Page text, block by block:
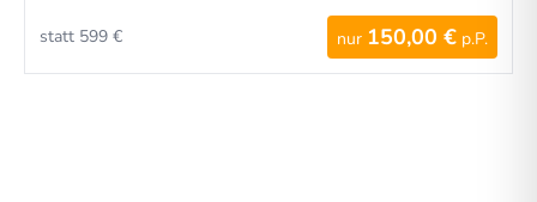
nur 150,00 € p.P.
statt 599 €